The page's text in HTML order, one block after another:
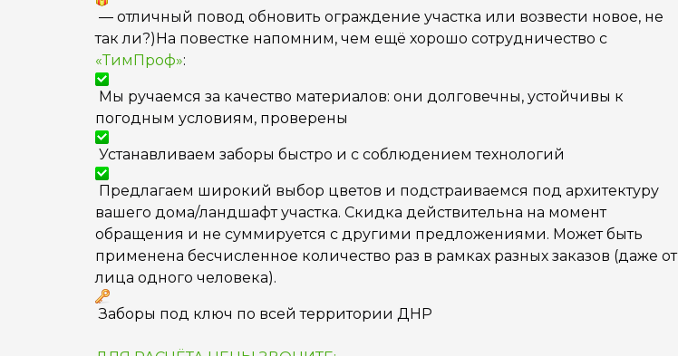
— отличный повод обновить ограждение участка или возвести новое, не
так ли?)На повестке напомним, чем ещё хорошо сотрудничество с
«ТимПроф»:
Мы ручаемся за качество материалов: они долговечны, устойчивы к
погодным условиям, проверены
Устанавливаем заборы быстро и с соблюдением технологий
Предлагаем широкий выбор цветов и подстраиваемся под архитектуру
вашего дома/ландшафт участка. Скидка действительна на момент
обращения и не суммируется с другими предложениями. Может быть
применена бесчисленное количество раз в рамках разных заказов (даже от
лица одного человека).
Заборы под ключ по всей территории ДНР